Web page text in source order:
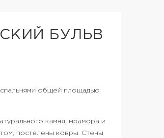
БУЛЬВ
общей площадью
камня, мрамора и
постелены ковры. Стены